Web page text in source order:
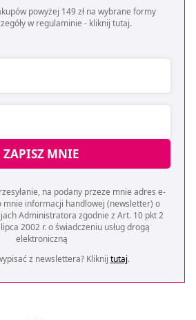
powyżej 149 zł na wybrane formy
w regulaminie - kliknij tutaj.
ZAPISZ MNIE
na podany przeze mnie adres e-
mnie informacji handlowej (newsletter) o
Administratora zgodnie z Art. 10 pkt 2
2002 r. o świadczeniu usług drogą
elektroniczną
z newslettera? Kliknij tutaj.